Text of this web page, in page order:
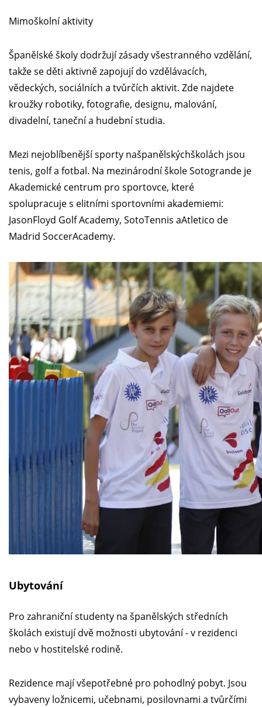
Mimoškolní aktivity
Španělské školy dodržují zásady všestranného vzdělání,
takže se děti aktivně zapojují do vzdělávacích,
vědeckých, sociálních a tvůrčích aktivit. Zde najdete
kroužky robotiky, fotografie, designu, malování,
divadelní, taneční a hudební studia.
Mezi nejoblíbenější sporty našpanělskýchškolách jsou
tenis, golf a fotbal. Na mezinárodní škole Sotogrande je
Akademické centrum pro sportovce, které
spolupracuje s elitními sportovními akademiemi:
JasonFloyd Golf Academy, SotoTennis aAtletico de
Madrid SoccerAcademy.
Ubytování
Pro zahraniční studenty na španělských středních
školách existují dvě možnosti ubytování - v rezidenci
nebo v hostitelské rodině.
Rezidence mají všepotřebné pro pohodlný pobyt. Jsou
vybaveny ložnicemi, učebnami, posilovnami a tvůrčími